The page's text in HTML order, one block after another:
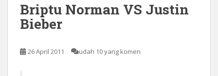
Briptu Norman VS Justin
Bieber
26 April 2011 udah 10 yang komen